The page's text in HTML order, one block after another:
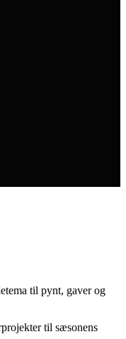
til pynt, gaver og
til sæsonens